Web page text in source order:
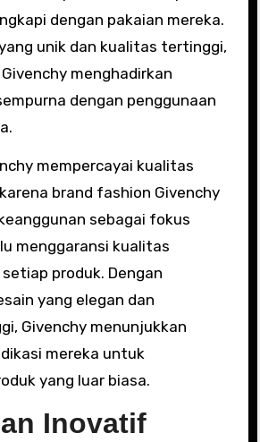
dengan pakaian mereka.
unik dan kualitas tertinggi,
menghadirkan
dengan penggunaan
mempercayai kualitas
brand fashion Givenchy
sebagai fokus
menggaransi kualitas
produk. Dengan
yang elegan dan
Givenchy menunjukkan
mereka untuk
yang luar biasa.
Inovatif